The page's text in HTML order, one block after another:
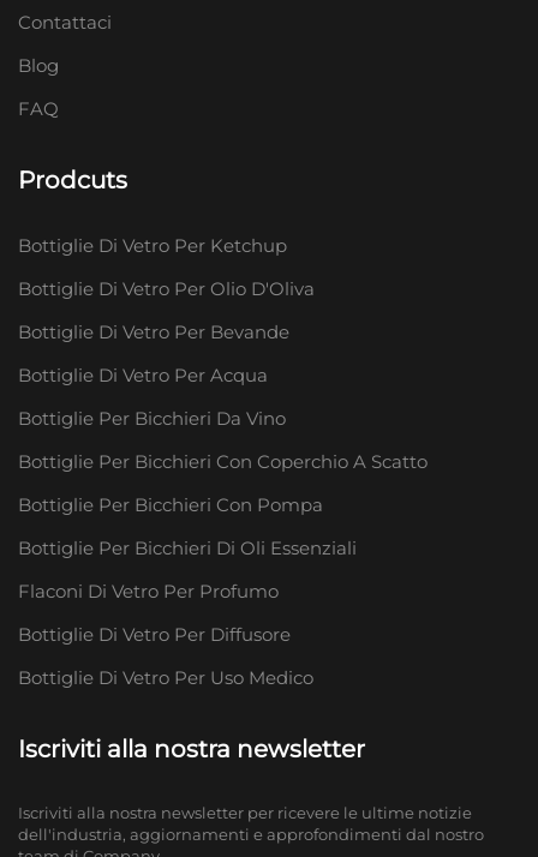
Contattaci
Blog
FAQ
Prodcuts
Bottiglie Di Vetro Per Ketchup
Bottiglie Di Vetro Per Olio D'Oliva
Bottiglie Di Vetro Per Bevande
Bottiglie Di Vetro Per Acqua
Bottiglie Per Bicchieri Da Vino
Bottiglie Per Bicchieri Con Coperchio A Scatto
Bottiglie Per Bicchieri Con Pompa
Bottiglie Per Bicchieri Di Oli Essenziali
Flaconi Di Vetro Per Profumo
Bottiglie Di Vetro Per Diffusore
Bottiglie Di Vetro Per Uso Medico
Iscriviti alla nostra newsletter
Iscriviti alla nostra newsletter per ricevere le ultime notizie
dell'industria, aggiornamenti e approfondimenti dal nostro